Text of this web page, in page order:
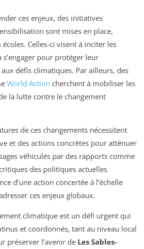
ces enjeux, des initiatives
sont mises en place,
Celles-ci visent à inciter les
s’engager pour protéger leur
défis climatiques. Par ailleurs, des
World Action cherchent à mobiliser les
la lutte contre le changement
de ces changements nécessitent
et des actions concrètes pour atténuer
véhiculés par des rapports comme
des politiques actuelles
d’une action concertée à l’échelle
ces enjeux globaux.
climatique est un défi urgent qui
et coordonnés, tant au niveau local
préserver l’avenir de Les Sables-